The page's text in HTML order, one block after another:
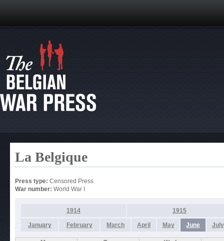
La Belgique
Press type: Censored Press
War number: World War I
1914 1915
January February March April May June July